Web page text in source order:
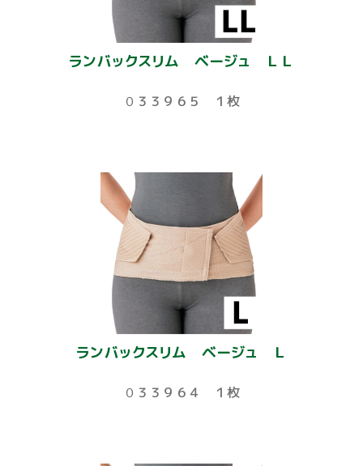
ランバックスリム ベージュ ＬＬ
０３３９６５ １枚
ランバックスリム ベージュ Ｌ
０３３９６４ １枚